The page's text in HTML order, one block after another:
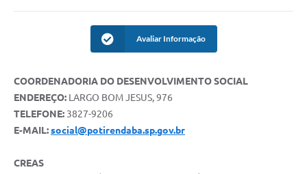
Avaliar Informação
COORDENADORIA DO DESENVOLVIMENTO SOCIAL
ENDEREÇO: LARGO BOM JESUS, 976
TELEFONE: 3827-9206
E-MAIL:social@potirendaba.sp.gov.br
CREAS